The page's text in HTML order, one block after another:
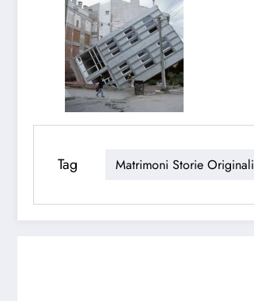
Tag Matrimoni Storie Originali